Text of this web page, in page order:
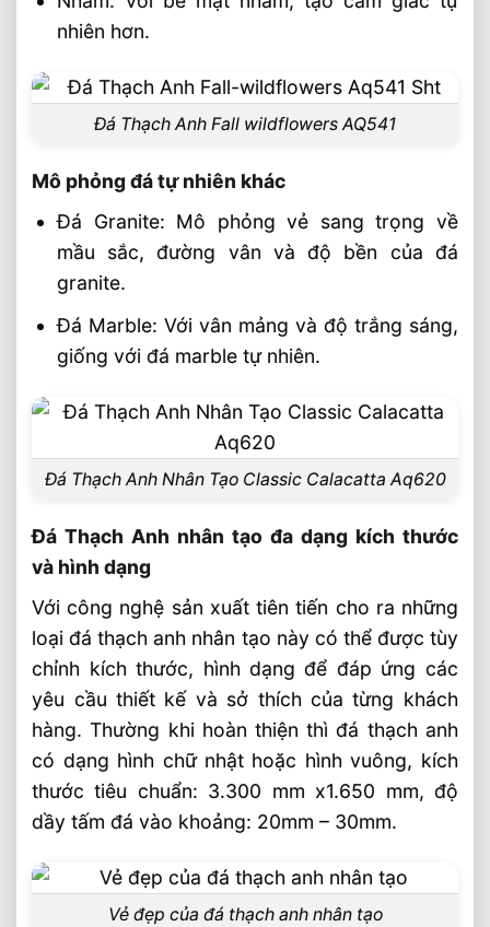
nhiên hơn.
Đá Thạch Anh Fall wildflowers AQ541
Mô phỏng đá tự nhiên khác
Đá Granite: Mô phỏng vẻ sang trọng về
mầu sắc, đường vân và độ bền của đá
granite.
Đá Marble: Với vân mảng và độ trắng sáng,
giống với đá marble tự nhiên.
Đá Thạch Anh Nhân Tạo Classic Calacatta Aq620
Đá Thạch Anh nhân tạo đa dạng kích thước
và hình dạng
Với công nghệ sản xuất tiên tiến cho ra những
loại đá thạch anh nhân tạo này có thể được tùy
chỉnh kích thước, hình dạng để đáp ứng các
yêu cầu thiết kế và sở thích của từng khách
hàng. Thường khi hoàn thiện thì đá thạch anh
có dạng hình chữ nhật hoặc hình vuông, kích
thước tiêu chuẩn: 3.300 mm x1.650 mm, độ
dầy tấm đá vào khoảng: 20mm – 30mm.
Vẻ đẹp của đá thạch anh nhân tạo